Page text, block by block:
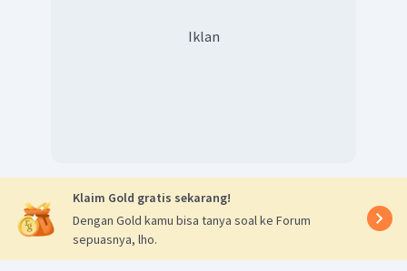
Iklan
Klaim Gold gratis sekarang!
Dengan Gold kamu bisa tanya soal ke Forum
sepuasnya, lho.